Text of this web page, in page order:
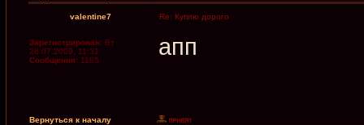
valentine7 Re: Куплю дорого
Зарегистрирован: Вт
28.07.2009, 11:31
Сообщения: 1185
апп
Вернуться к началу